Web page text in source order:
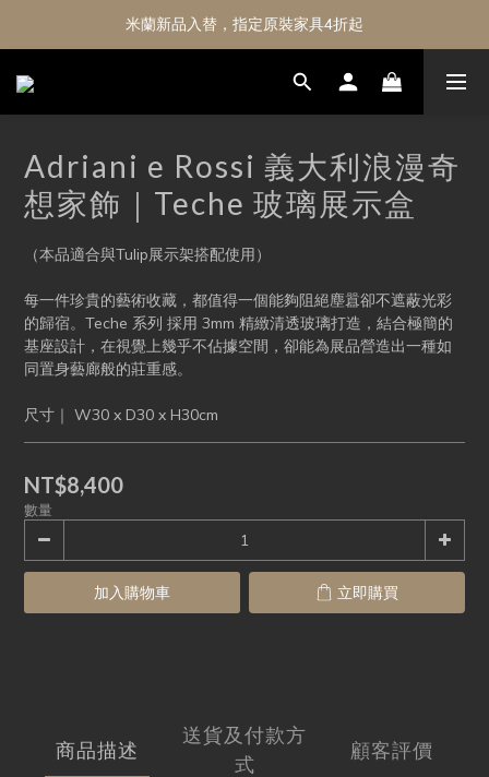
米蘭新品入替，指定原裝家具4折起
Adriani e Rossi 義大利浪漫奇
想家飾｜Teche 玻璃展示盒
（本品適合與Tulip展示架搭配使用）
每一件珍貴的藝術收藏，都值得一個能夠阻絕塵囂卻不遮蔽光彩
的歸宿。Teche 系列 採用 3mm 精緻清透玻璃打造，結合極簡的
基座設計，在視覺上幾乎不佔據空間，卻能為展品營造出一種如
同置身藝廊般的莊重感。
尺寸｜ W30 x D30 x H30cm
NT$8,400
數量
加入購物車 立即購買
商品描述
送貨及付款方
式
顧客評價